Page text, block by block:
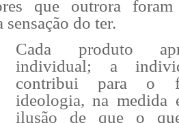
que outrora foram
do ter.
Cada produto
individual; a
contribui para o
ideologia, na medida
ilusão de que o